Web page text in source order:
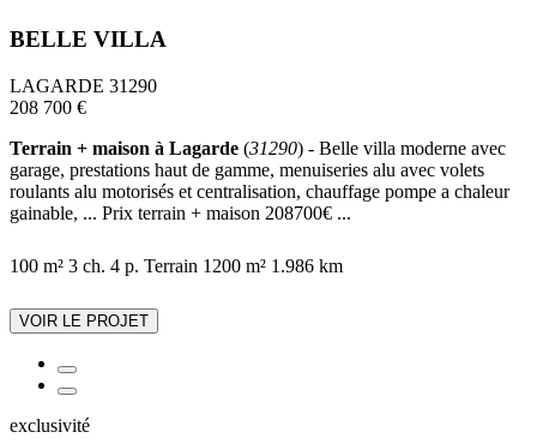
BELLE VILLA
LAGARDE 31290
208 700 €
Terrain + maison à Lagarde (31290) - Belle villa moderne avec
garage, prestations haut de gamme, menuiseries alu avec volets
roulants alu motorisés et centralisation, chauffage pompe a chaleur
gainable, ... Prix terrain + maison 208700€ ...
100 m² 3 ch. 4 p. Terrain 1200 m² 1.986 km
VOIR LE PROJET
exclusivité